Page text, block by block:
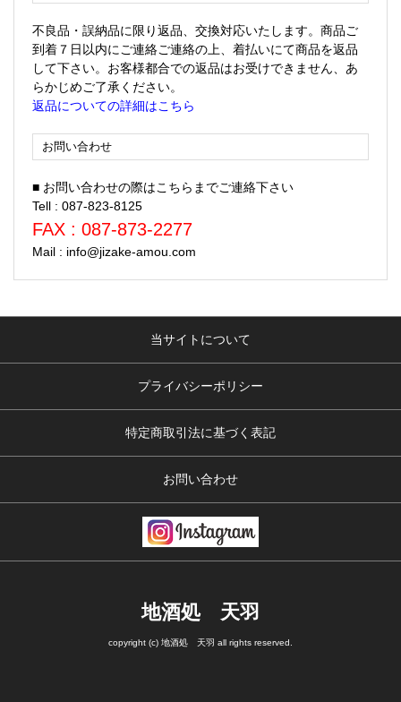
不良品・誤納品に限り返品、交換対応いたします。商品ご
到着７日以内にご連絡ご連絡の上、着払いにて商品を返品
して下さい。お客様都合での返品はお受けできません、あ
らかじめご了承ください。
返品についての詳細はこちら
お問い合わせ
■ お問い合わせの際はこちらまでご連絡下さい
Tell : 087-823-8125
FAX : 087-873-2277
Mail : info@jizake-amou.com
当サイトについて
プライバシーポリシー
特定商取引法に基づく表記
お問い合わせ
地酒処 天羽
copyright (c) 地酒処 天羽 all rights reserved.